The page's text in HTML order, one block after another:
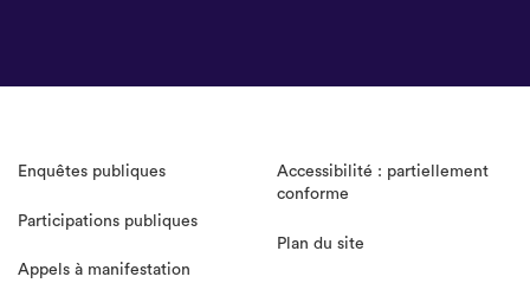
Enquêtes publiques
Participations publiques
Appels à manifestation
Accessibilité : partiellement
conforme
Plan du site